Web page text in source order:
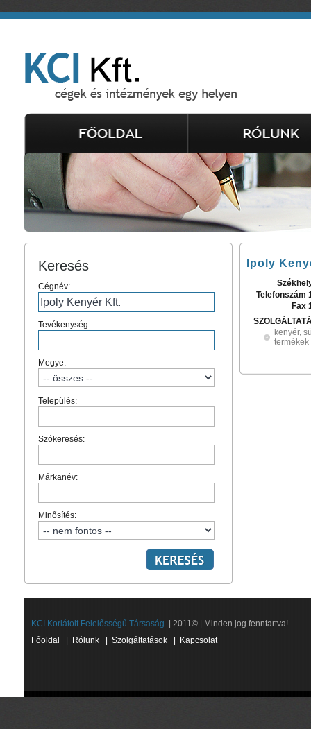
Keresés
Cégnév:
Tevékenység:
Megye:
Település:
Szókeresés:
Márkanév:
Minősítés:
Ipoly
Telefonszám
Fax
kenyér,
termékek
KCI Korlátolt Felelősségű Társaság. | 2011© | Minden jog fenntartva!
Főoldal
Rólunk Szolgáltatások Kapcsolat